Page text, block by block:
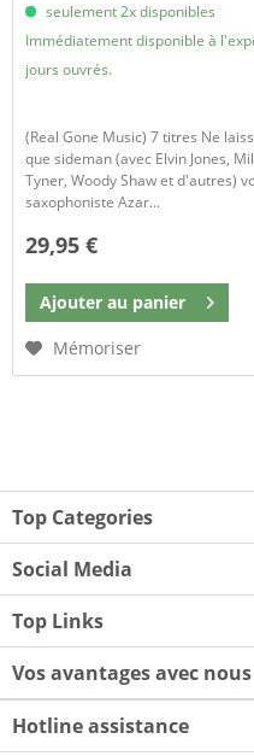
seulement 2x disponibles
Immédiatement disponible à
jours ouvrés.
(Real Gone Music) 7 titres Ne
que sideman (avec Elvin Jones,
Tyner, Woody Shaw et d'autres)
saxophoniste Azar...
29,95 €
Ajouter au panier
Mémoriser
Top Categories
Social Media
Top Links
Vos avantages avec nous
Hotline assistance